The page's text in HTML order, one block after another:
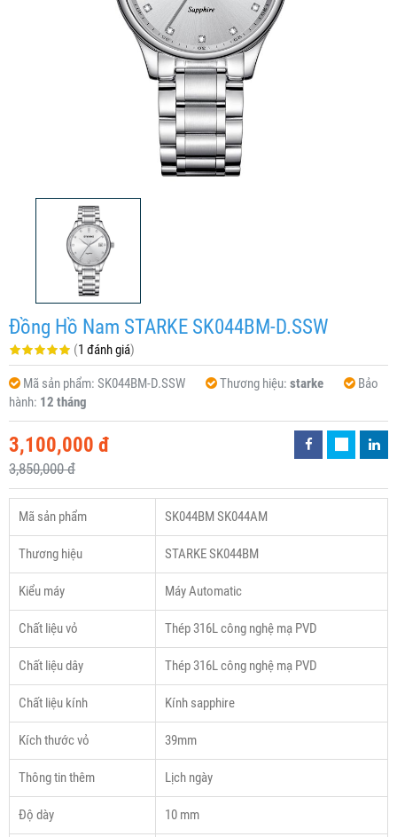
Đồng Hồ Nam STARKE SK044BM-D.SSW
(1 đánh giá)
Mã sản phẩm: SK044BM-D.SSW Thương hiệu: starke
Bảo
hành: 12 tháng
3,100,000 đ
3,850,000 đ
Mã sản phẩm SK044BM SK044AM
Thương hiệu STARKE SK044BM
Kiểu máy Máy Automatic
Chất liệu vỏ Thép 316L công nghệ mạ PVD
Chất liệu dây Thép 316L công nghệ mạ PVD
Chất liệu kính Kính sapphire
Kích thước vỏ 39mm
Thông tin thêm Lịch ngày
Độ dày 10 mm